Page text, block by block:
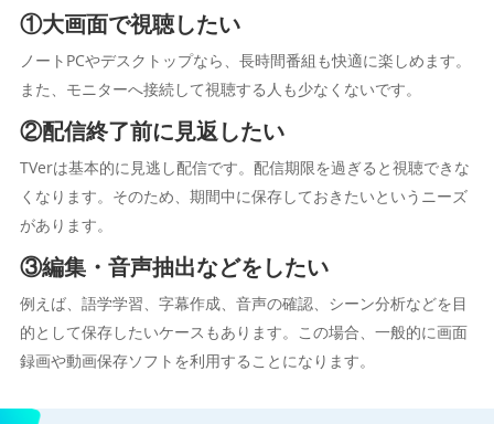
①大画面で視聴したい
ノートPCやデスクトップなら、長時間番組も快適に楽しめます。
また、モニターへ接続して視聴する人も少なくないです。
②配信終了前に見返したい
TVerは基本的に見逃し配信です。配信期限を過ぎると視聴できな
くなります。そのため、期間中に保存しておきたいというニーズ
があります。
③編集・音声抽出などをしたい
例えば、語学学習、字幕作成、音声の確認、シーン分析などを目
的として保存したいケースもあります。この場合、一般的に画面
録画や動画保存ソフトを利用することになります。